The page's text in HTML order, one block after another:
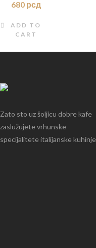
680 рсд
ADD TO
CART
Zato sto uz šoljicu dobre kafe
zaslužujete vrhunske
specijalitete italijanske kuhinje